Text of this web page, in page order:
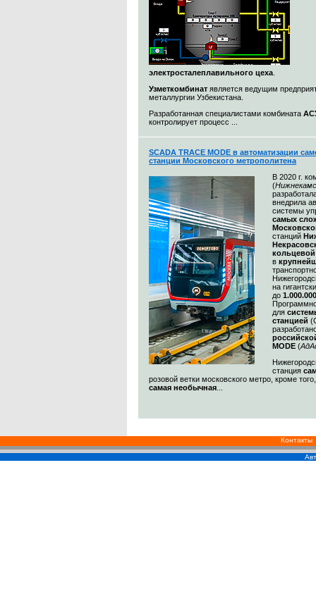
электросталеплавильного цеха
Узметкомбинат является ведущим
металлургии Узбекистана.
Разработанная специалистами комбината
контролирует процесс ...
SCADA TRACE MODE в автоматизации
станции Московского метрополитена
В 2020 г.
(
внедрила
системы
самых
станций
в
на
до
для
станцией
MODE (
станция
розовой ветки московского метро, кроме
самая необычная
Контакты